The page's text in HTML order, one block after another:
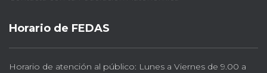
Horario de FEDAS
Horario de atención al público: Lunes a Viernes de 9.00 a